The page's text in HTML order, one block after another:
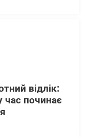
відлік:
час починає